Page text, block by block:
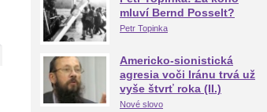
mluví Bernd Posselt?
Petr Topinka
Americko-sionistická
agresia voči Iránu trvá už
vyše štvrť roka (II.)
Nové slovo